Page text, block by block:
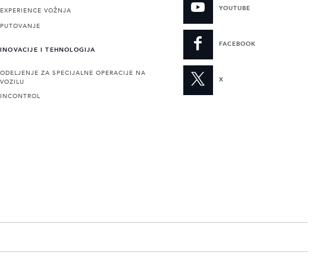
EXPERIENCE VOŽNJA
PUTOVANJE
INOVACIJE I TEHNOLOGIJA
ODELJENJE ZA SPECIJALNE OPERACIJE NA
VOZILU
INCONTROL
YOUTUBE
FACEBOOK
X